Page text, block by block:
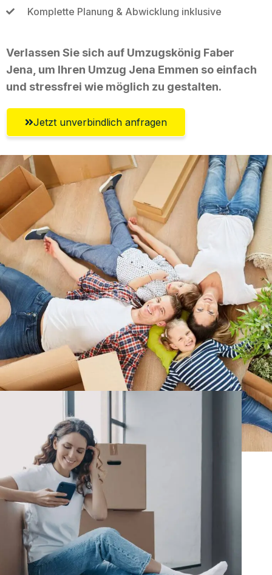
Komplette Planung & Abwicklung inklusive
Verlassen Sie sich auf Umzugskönig Faber
Jena, um Ihren Umzug Jena Emmen so einfach
und stressfrei wie möglich zu gestalten.
Jetzt unverbindlich anfragen